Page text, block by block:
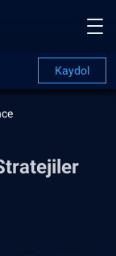
Kaydol